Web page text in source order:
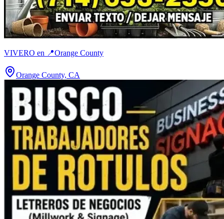
VIVERO en 📍Orange County
Orange County, CA